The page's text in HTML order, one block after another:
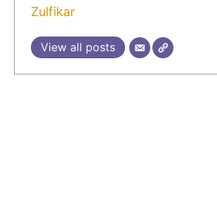
Zulfikar
View all posts